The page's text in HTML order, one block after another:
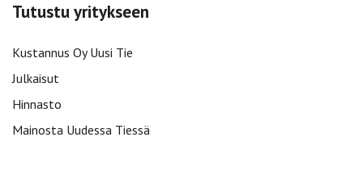
Tutustu yritykseen
Kustannus Oy Uusi Tie
Julkaisut
Hinnasto
Mainosta Uudessa Tiessä